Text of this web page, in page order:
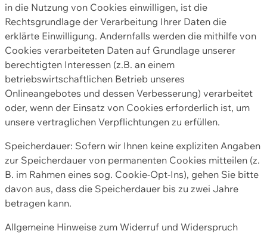
in die Nutzung von Cookies einwilligen, ist die
Rechtsgrundlage der Verarbeitung Ihrer Daten die
erklärte Einwilligung. Andernfalls werden die mithilfe von
Cookies verarbeiteten Daten auf Grundlage unserer
berechtigten Interessen (z.B. an einem
betriebswirtschaftlichen Betrieb unseres
Onlineangebotes und dessen Verbesserung) verarbeitet
oder, wenn der Einsatz von Cookies erforderlich ist, um
unsere vertraglichen Verpflichtungen zu erfüllen.
Speicherdauer: Sofern wir Ihnen keine expliziten Angaben
zur Speicherdauer von permanenten Cookies mitteilen (z.
B. im Rahmen eines sog. Cookie-Opt-Ins), gehen Sie bitte
davon aus, dass die Speicherdauer bis zu zwei Jahre
betragen kann.
Allgemeine Hinweise zum Widerruf und Widerspruch